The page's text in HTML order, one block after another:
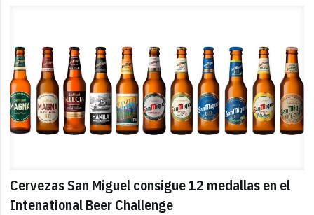
Cervezas San Miguel consigue 12 medallas en el
Intenational Beer Challenge